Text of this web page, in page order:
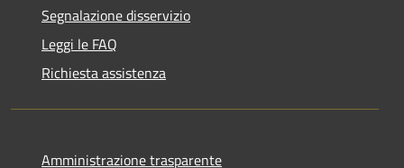
Segnalazione disservizio
Leggi le FAQ
Richiesta assistenza
Amministrazione trasparente